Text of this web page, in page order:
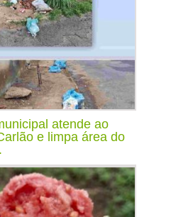
atende ao
e limpa área do